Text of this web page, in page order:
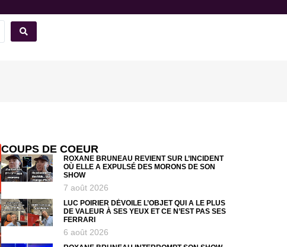
COUPS DE COEUR
ROXANE BRUNEAU REVIENT SUR L’INCIDENT
OÙ ELLE A EXPULSÉ DES MORONS DE SON
SHOW
7 août 2026
LUC POIRIER DÉVOILE L’OBJET QUI A LE PLUS
DE VALEUR À SES YEUX ET CE N’EST PAS SES
FERRARI
6 août 2026